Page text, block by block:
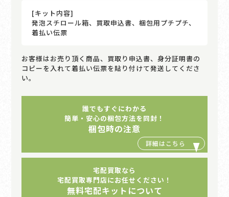
[キット内容]
発泡スチロール箱、買取申込書、梱包用プチプチ、
着払い伝票
お客様はお売り頂く商品、買取り申込書、身分証明書の
コピーを入れて着払い伝票を貼り付けて発送してくださ
い。
誰でもすぐにわかる
簡単・安心の梱包方法を同封！
梱包時の注意
宅配買取なら
宅配買取専門店にお任せください！
無料宅配キットについて